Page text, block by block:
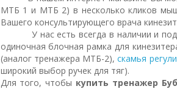
МТБ 1 и МТБ 2) в несколько кликов
Вашего консультирующего врача
У нас есть всегда в наличии и под
одиночная блочная рамка для
(аналог тренажера МТБ-2),скамья
широкий выбор ручек для тяг).
Для того, чтобы купить тренажер